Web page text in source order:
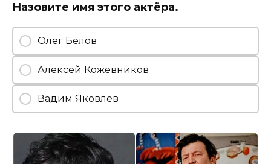
Назовите имя этого актёра.
Олег Белов
Алексей Кожевников
Вадим Яковлев